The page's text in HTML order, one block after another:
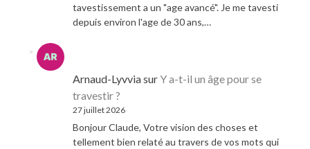
tavestissement a un "age avancé". Je me tavesti
depuis environ l'age de 30 ans,…
Arnaud-LyvviasurY a-t-il un âge pour se
travestir ?
27 juillet 2026
Bonjour Claude, Votre vision des choses et
tellement bien relaté au travers de vos mots qui